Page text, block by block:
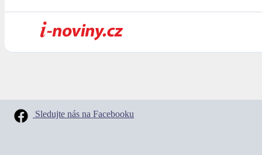
Sledujte nás na Facebooku